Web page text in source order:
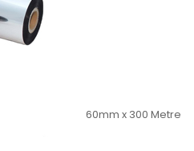
60mm x 300 Metre